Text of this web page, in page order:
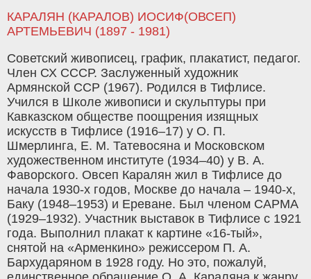
КАРАЛЯН (КАРАЛОВ) ИОСИФ(ОВСЕП)
АРТЕМЬЕВИЧ (1897 - 1981)
Советский живописец, график, плакатист, педагог.
Член СХ СССР. Заслуженный художник
Армянской ССР (1967). Родился в Тифлисе.
Учился в Школе живописи и скульптуры при
Кавказском обществе поощрения изящных
искусств в Тифлисе (1916–17) у О. П.
Шмерлинга, Е. М. Татевосяна и Московском
художественном институте (1934–40) у В. А.
Фаворского. Овсеп Каралян жил в Тифлисе до
начала 1930-х годов, Москве до начала – 1940-х,
Баку (1948–1953) и Ереване. Был членом САРМА
(1929–1932). Участник выставок в Тифлисе с 1921
года. Выполнил плакат к картине «16-тый»,
снятой на «Арменкино» режиссером П. А.
Бархударяном в 1928 году. Но это, пожалуй,